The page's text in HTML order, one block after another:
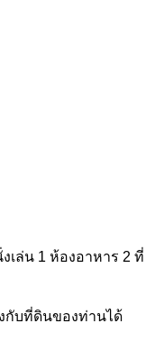
เล่น 1 ห้องอาหาร 2 ที่
กับที่ดินของท่านได้